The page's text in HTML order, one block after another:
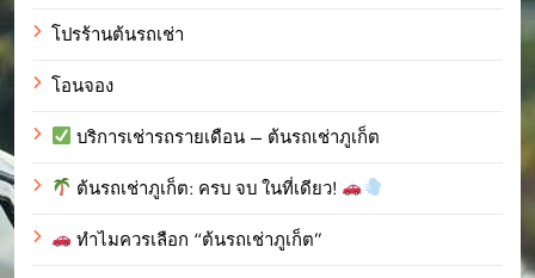
โปรร้านต้นรถเช่า
โอนจอง
บริการเช่ารถรายเดือน – ต้นรถเช่าภูเก็ต
ต้นรถเช่าภูเก็ต: ครบ จบ ในที่เดียว!
ทำไมควรเลือก “ต้นรถเช่าภูเก็ต”